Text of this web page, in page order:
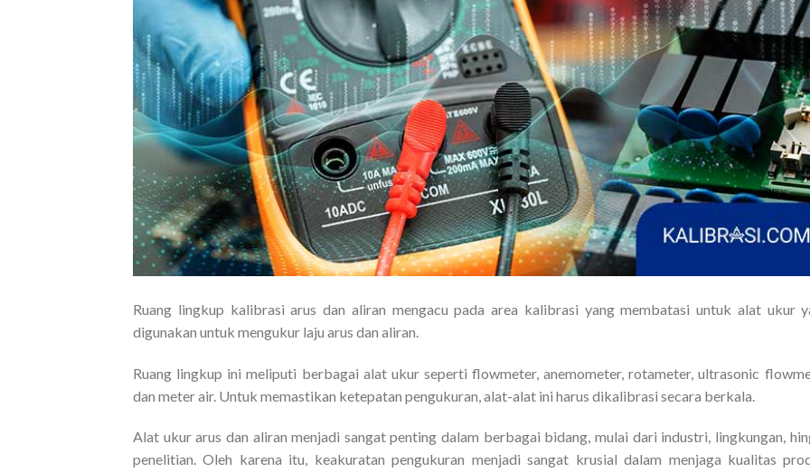
Ruang lingkup kalibrasi arus dan aliran mengacu pada area kalibrasi yang membatasi untuk alat ukur
digunakan untuk mengukur laju arus dan aliran.
Ruang lingkup ini meliputi berbagai alat ukur seperti flowmeter, anemometer, rotameter, ultrasonic
dan meter air. Untuk memastikan ketepatan pengukuran, alat-alat ini harus dikalibrasi secara berkala.
Alat ukur arus dan aliran menjadi sangat penting dalam berbagai bidang, mulai dari industri, lingkungan,
penelitian. Oleh karena itu, keakuratan pengukuran menjadi sangat krusial dalam menjaga kualitas